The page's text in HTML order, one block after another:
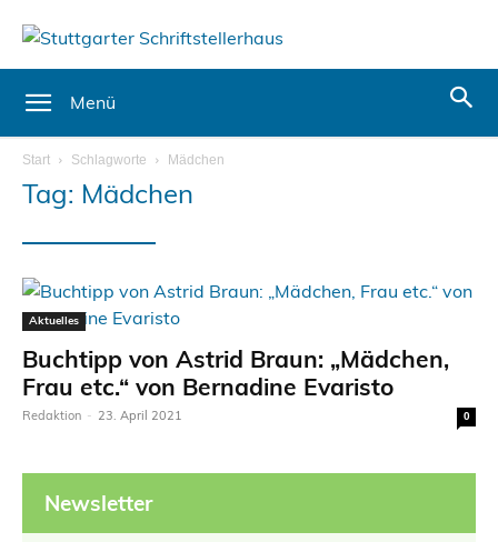
Menü
Start Schlagworte Mädchen
Tag: Mädchen
Aktuelles
Buchtipp von Astrid Braun: „Mädchen,
Frau etc.“ von Bernadine Evaristo
Redaktion - 23. April 2021 0
Newsletter